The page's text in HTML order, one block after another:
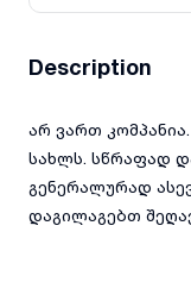
Description
არ ვართ
სახლს. სწრაფად
გენერალურად
დაგილაგებთ